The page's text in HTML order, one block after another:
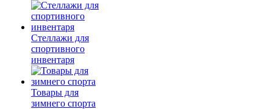
Стеллажи для
спортивного
инвентаря
Товары для
зимнего спорта